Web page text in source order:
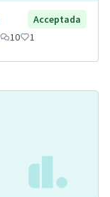
Acceptada
10 1